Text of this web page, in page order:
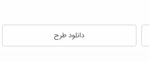
دانلود طرح